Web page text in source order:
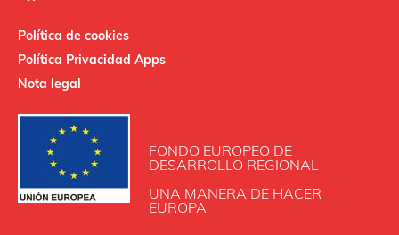
Política de cookies
Política Privacidad Apps
Nota legal
FONDO EUROPEO DE
DESARROLLO REGIONAL
UNA MANERA DE HACER
EUROPA